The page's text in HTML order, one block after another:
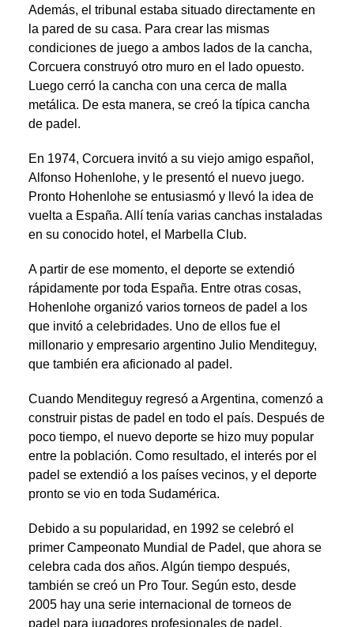
Además, el tribunal estaba situado directamente en
la pared de su casa. Para crear las mismas
condiciones de juego a ambos lados de la cancha,
Corcuera construyó otro muro en el lado opuesto.
Luego cerró la cancha con una cerca de malla
metálica. De esta manera, se creó la típica cancha
de padel.
En 1974, Corcuera invitó a su viejo amigo español,
Alfonso Hohenlohe, y le presentó el nuevo juego.
Pronto Hohenlohe se entusiasmó y llevó la idea de
vuelta a España. Allí tenía varias canchas instaladas
en su conocido hotel, el Marbella Club.
A partir de ese momento, el deporte se extendió
rápidamente por toda España. Entre otras cosas,
Hohenlohe organizó varios torneos de padel a los
que invitó a celebridades. Uno de ellos fue el
millonario y empresario argentino Julio Menditeguy,
que también era aficionado al padel.
Cuando Menditeguy regresó a Argentina, comenzó a
construir pistas de padel en todo el país. Después de
poco tiempo, el nuevo deporte se hizo muy popular
entre la población. Como resultado, el interés por el
padel se extendió a los países vecinos, y el deporte
pronto se vio en toda Sudamérica.
Debido a su popularidad, en 1992 se celebró el
primer Campeonato Mundial de Padel, que ahora se
celebra cada dos años. Algún tiempo después,
también se creó un Pro Tour. Según esto, desde
2005 hay una serie internacional de torneos de
padel para jugadores profesionales de padel.